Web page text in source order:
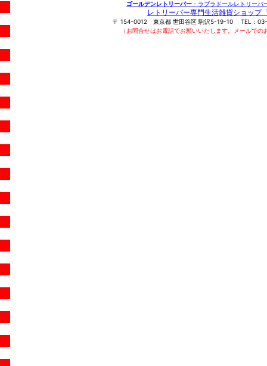
ゴールデンレトリーバー ・ラブラドールレトリー
レトリーバー専門生活雑貨ショップ
〒 154-0012 東京都 世田谷区 駒沢5-19-10 TEL：
（お問合せはお電話でお願いいたします。メールで